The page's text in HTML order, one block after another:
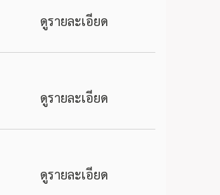
ดูรายละเอียด
ดูรายละเอียด
ดูรายละเอียด